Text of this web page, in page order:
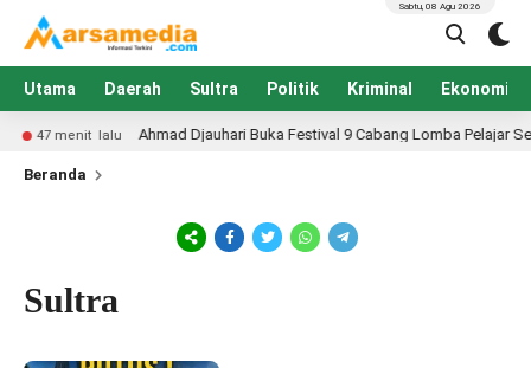
Utama Daerah Sultra Politik Kriminal Ekonomi
Sabtu, 08 Agu 2026
lalu Ahmad Djauhari Buka Festival 9 Cabang Lomba Pelajar Semarak
Beranda
Sultra